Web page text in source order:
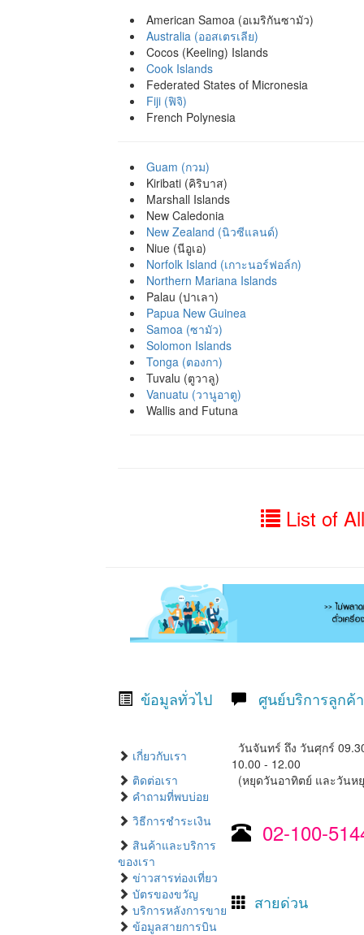
American Samoa (อเมริกันซามัว)
Australia (ออสเตรเลีย)
Cocos (Keeling) Islands
Cook Islands
Federated States of Micronesia
Fiji (ฟิจิ)
French Polynesia
Guam (กวม)
Kiribati (คิริบาส)
Marshall Islands
New Caledonia
New Zealand (นิวซีแลนด์)
Niue (นีอูเอ)
Norfolk Island (เกาะนอร์ฟอล์ก)
Northern Mariana Islands
Palau (ปาเลา)
Papua New Guinea
Samoa (ซามัว)
Solomon Islands
Tonga (ตองกา)
Tuvalu (ตูวาลู)
Vanuatu (วานูอาตู)
Wallis and Futuna
List of
ข้อมูลทั่วไป ศูนย์บริการลูกค้า
เกี่ยวกับเรา
วันจันทร์ ถึง วันศุกร์
10.00 - 12.00
ติดต่อเรา
(หยุดวันอาทิตย์ และวันห
คำถามที่พบบ่อย
02-100-
วิธีการชำระเงิน
สินค้าและบริการ
ของเรา
ข่าวสารท่องเที่ยว
บัตรของขวัญ
สายด่วน
บริการหลังการขาย
ข้อมูลสายการบิน